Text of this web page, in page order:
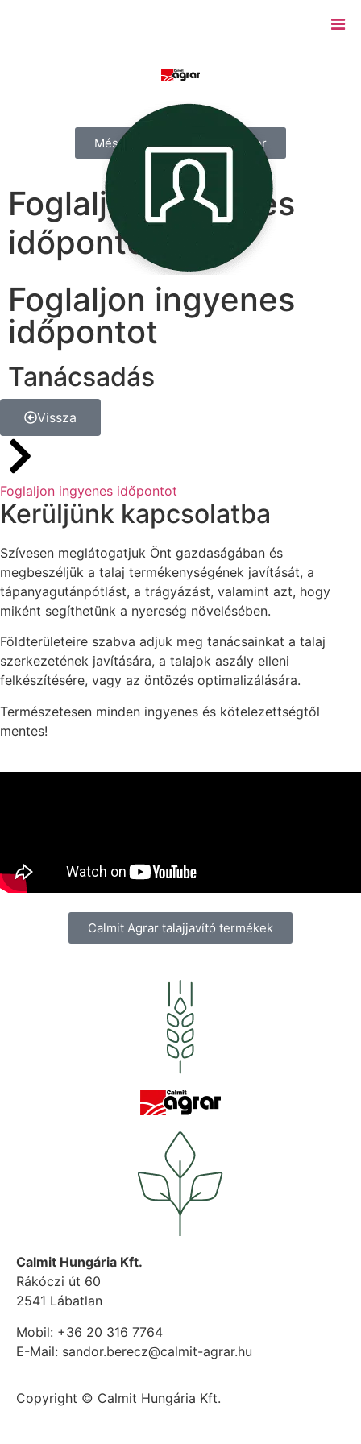
Mész- és baktérium kalkulátor
Foglaljon ingyenes
időpontot
Foglaljon ingyenes
időpontot
Tanácsadás
Vissza
Foglaljon ingyenes időpontot
Kerüljünk kapcsolatba
Szívesen meglátogatjuk Önt gazdaságában és
megbeszéljük a talaj termékenységének javítását, a
tápanyagutánpótlást, a trágyázást, valamint azt, hogy
miként segíthetünk a nyereség növelésében.
Földterületeire szabva adjuk meg tanácsainkat a talaj
szerkezetének javítására, a talajok aszály elleni
felkészítésére, vagy az öntözés optimalizálására.
Természetesen minden ingyenes és kötelezettségtől
mentes!
Calmit Agrar talajjavító termékek
Calmit Hungária Kft.
Rákóczi út 60
2541 Lábatlan
Mobil: +36 20 316 7764
E-Mail: sandor.berecz@calmit-agrar.hu
Copyright © Calmit Hungária Kft.